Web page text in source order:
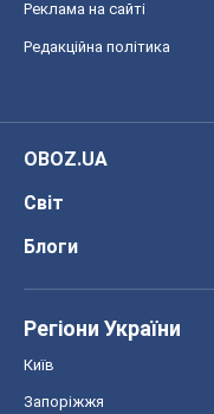
Реклама на сайті
Редакційна політика
OBOZ.UA
Світ
Блоги
Регіони України
Київ
Запоріжжя